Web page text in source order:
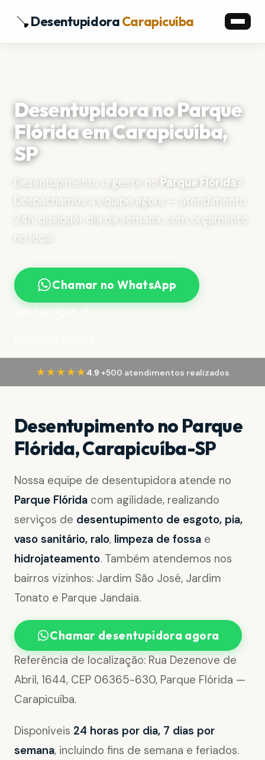
DesentupidoraCarapicuíba
Desentupidora no Parque
Flórida em Carapicuíba,
SP
Desentupimento urgente no Parque Flórida?
Despachamos a equipe agora — atendimento
24h, qualquer dia da semana, com orçamento
no local.
Chamar no WhatsApp
Ver serviços →
★★★★★ 4.9·+500 atendimentos realizados
Desentupimento no Parque
Flórida, Carapicuíba-SP
Nossa equipe de desentupidora atende no
Parque Flórida com agilidade, realizando
serviços de desentupimento de esgoto, pia,
vaso sanitário, ralo, limpeza de fossa e
hidrojateamento. Também atendemos nos
bairros vizinhos: Jardim São José, Jardim
Tonato e Parque Jandaia.
Chamar desentupidora agora
Referência de localização: Rua Dezenove de
Abril, 1644, CEP 06365-630, Parque Flórida —
Carapicuíba.
Disponíveis 24 horas por dia, 7 dias por
semana, incluindo fins de semana e feriados.